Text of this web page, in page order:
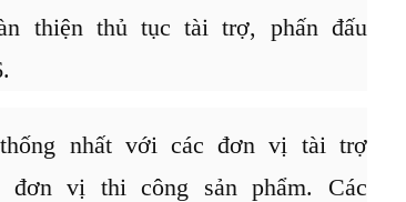
thiện thủ tục tài trợ, phấn đấu
nhất với các đơn vị tài trợ
vị thi công sản phẩm. Các